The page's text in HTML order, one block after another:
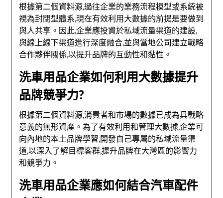
根據第二個資料源,過往企業的業務流程模型或系統被
視為封閉型體系,現在有效利用大數據的前提是要做到
與人共享。因此,企業應投資於私域流量渠道的建設,
與線上線下渠道進行深度融合,並與當地公司建立戰略
合作夥伴關係,以提升品牌的互動性和黏性。
洗車用品企業如何利用大數據提升
品牌競爭力?
根據第二個資料源,消費者和市場的數據已成為具戰略
意義的無形資產。為了有效利用和管理大數據,企業可
向內地的本土品牌學習,開發自己專屬的私域流量渠
道,以深入了解目標客群,提升品牌在大灣區的影響力
和競爭力。
洗車用品企業應如何結合汽車配件